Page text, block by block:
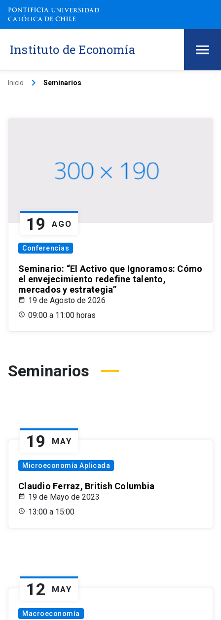
Instituto de Economía
Inicio keyboard_arrow_right Seminarios
19 AGO
Conferencias
Seminario: “El Activo que Ignoramos: Cómo
el envejecimiento redefine talento,
mercados y estrategia”
19 de Agosto de 2026
09:00 a 11:00 horas
Seminarios
19 MAY
Microeconomía Aplicada
Claudio Ferraz, British Columbia
19 de Mayo de 2023
13:00 a 15:00
12 MAY
Macroeconomía